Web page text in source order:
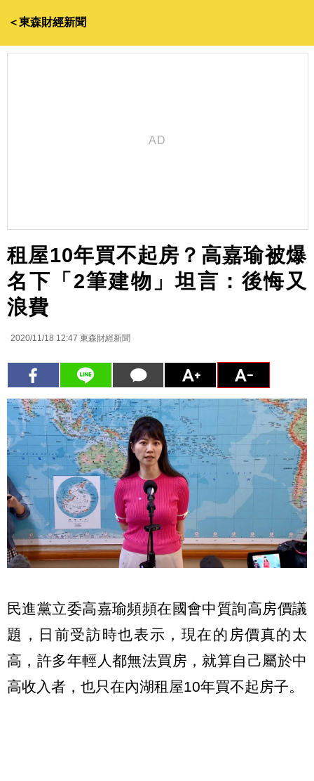
＜東森財經新聞
租屋10年買不起房？高嘉瑜被爆
名下「2筆建物」坦言：後悔又
浪費
2020/11/18 12:47 東森財經新聞
民進黨立委高嘉瑜頻頻在國會中質詢高房價議
題，日前受訪時也表示，現在的房價真的太
高，許多年輕人都無法買房，就算自己屬於中
高收入者，也只在內湖租屋10年買不起房子。